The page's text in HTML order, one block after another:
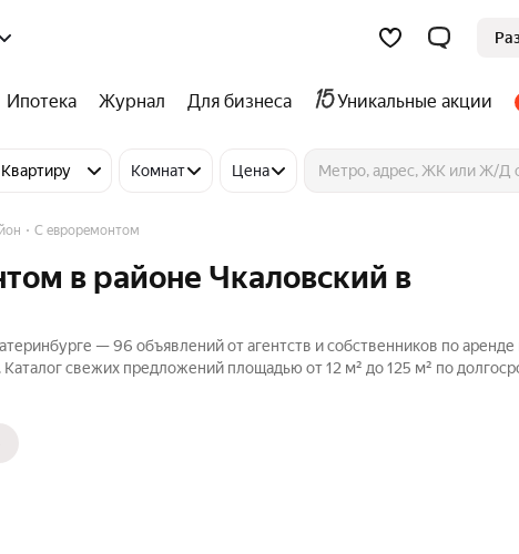
Ипотека Журнал Для бизнеса Уникальные акции
Квартиру Комнат Цена
С евроремонтом
в районе Чкаловский в
— 96 объявлений от агентств и собственников по аренде
свежих предложений площадью от 12 м² до 125 м² по